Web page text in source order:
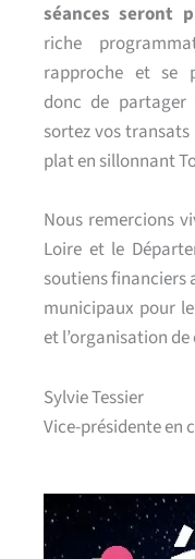
séances seront
riche
rapproche et se
donc de partager
sortez vos
plat en sillonnant
Nous remercions
Loire et le
soutiens financiers
municipaux pour
et l’organisation
Sylvie Tessier
Vice-présidente en